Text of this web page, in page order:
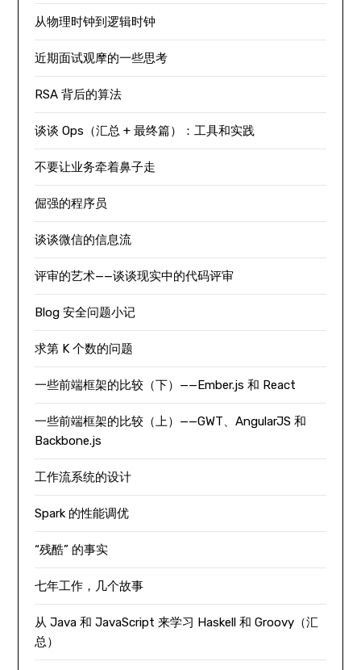
从物理时钟到逻辑时钟
近期面试观摩的一些思考
RSA 背后的算法
谈谈 Ops（汇总 + 最终篇）：工具和实践
不要让业务牵着鼻子走
倔强的程序员
谈谈微信的信息流
评审的艺术——谈谈现实中的代码评审
Blog 安全问题小记
求第 K 个数的问题
一些前端框架的比较（下）——Ember.js 和 React
一些前端框架的比较（上）——GWT、AngularJS 和
Backbone.js
工作流系统的设计
Spark 的性能调优
“残酷” 的事实
七年工作，几个故事
从 Java 和 JavaScript 来学习 Haskell 和 Groovy（汇
总）